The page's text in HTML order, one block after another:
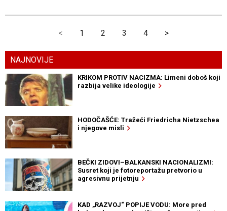
< 1 2 3 4 >
NAJNOVIJE
KRIKOM PROTIV NACIZMA: Limeni doboš koji
razbija velike ideologije
HODOČAŠĆE: Tražeći Friedricha Nietzschea
i njegove misli
BEČKI ZIDOVI–BALKANSKI NACIONALIZMI:
Susret koji je fotoreportažu pretvorio u
agresivnu prijetnju
KAD „RAZVOJ“ POPIJE VODU: More pred